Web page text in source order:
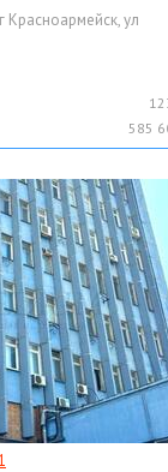
Красноармейск, ул
585